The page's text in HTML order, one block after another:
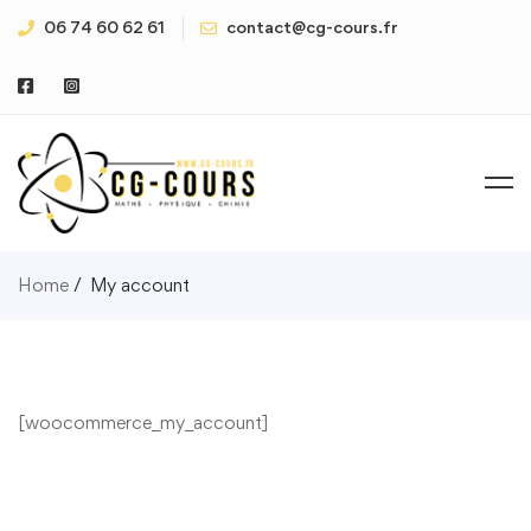
06 74 60 62 61 contact@cg-cours.fr
Home My account
[woocommerce_my_account]